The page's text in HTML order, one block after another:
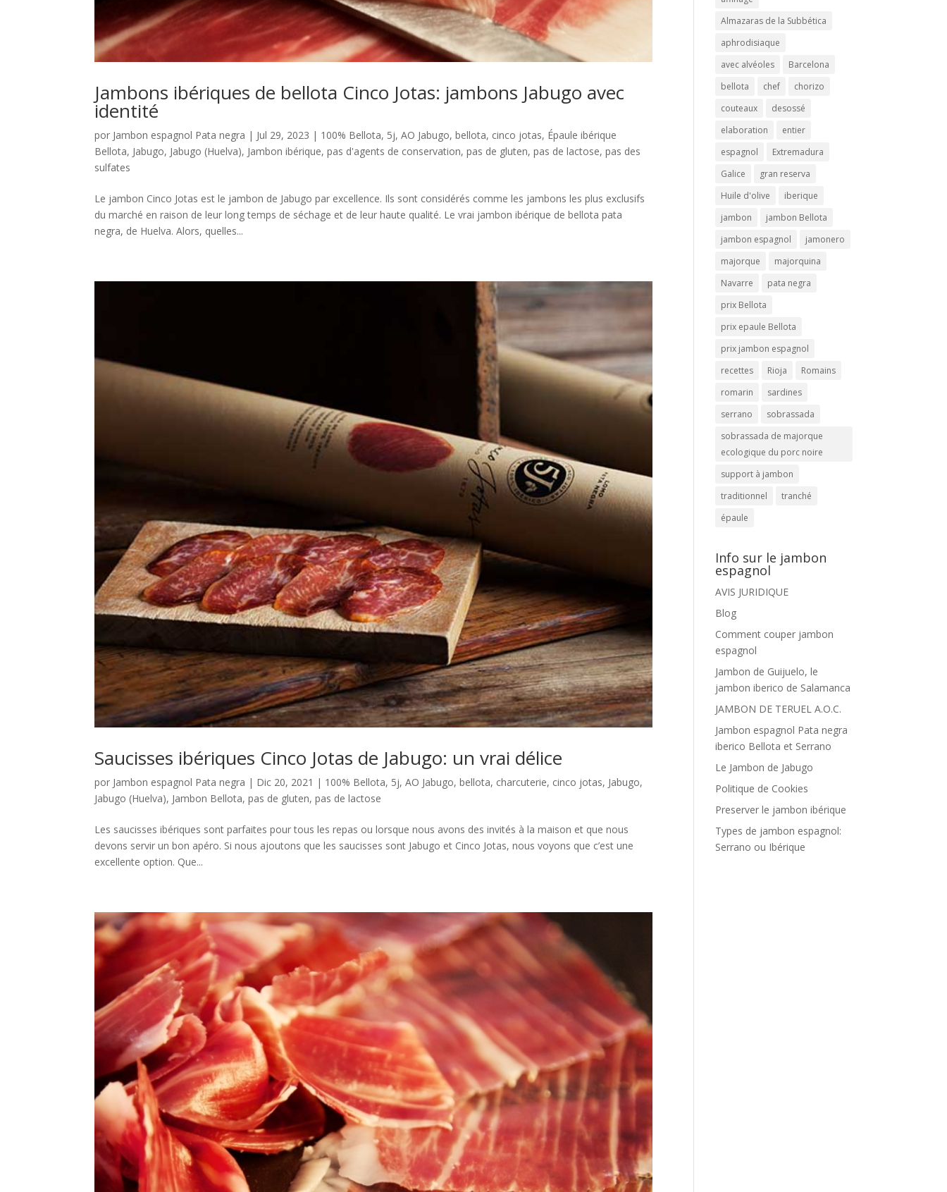
Jambons ibériques de bellota Cinco Jotas: jambons Jabugo avec
identité
por Jambon espagnol Pata negra | Jul 29, 2023 | 100% Bellota, 5j,AO Jabugo,bellota, cinco jotas, Épaule ibérique
Bellota, Jabugo, Jabugo (Huelva), Jambon ibérique,pas d'agents de conservation,pas de gluten,pas de lactose,pas des
sulfates
Le jambon Cinco Jotas est le jambon de Jabugo par excellence. Ils sont considérés comme les jambons les plus exclusifs
du marché en raison de leur long temps de séchage et de leur haute qualité. Le vrai jambon ibérique de bellota pata
negra, de Huelva. Alors, quelles...
Saucisses ibériques Cinco Jotas de Jabugo: un vrai délice
por Jambon espagnol Pata negra | Dic 20, 2021 | 100% Bellota, 5j,AO Jabugo,bellota, charcuterie, cinco jotas, Jabugo,
Jabugo (Huelva), Jambon Bellota,pas de gluten,pas de lactose
Les saucisses ibériques sont parfaites pour tous les repas ou lorsque nous avons des invités à la maison et que nous
devons servir un bon apéro. Si nous ajoutons que les saucisses sont Jabugo et Cinco Jotas, nous voyons que c’est une
excellente option. Que...
Almazaras de la Subbética
aphrodisiaque
avec alvéoles
Barcelona
bellota
chef
chorizo
couteaux
desossé
elaboration
entier
espagnol
Extremadura
Galice
gran reserva
Huile d'olive
iberique
jambon
jambon Bellota
jambon espagnol
jamonero
majorque
majorquina
Navarre
pata negra
prix Bellota
prix epaule Bellota
prix jambon espagnol
recettes
Rioja
Romains
romarin
sardines
serrano
sobrassada
sobrassada de majorque
ecologique du porc noire
support à jambon
traditionnel
tranché
épaule
Info sur le jambon
espagnol
AVIS JURIDIQUE
Blog
Comment couper jambon
espagnol
Jambon de Guijuelo, le
jambon iberico de Salamanca
JAMBON DE TERUEL A.O.C.
Jambon espagnol Pata negra
iberico Bellota et Serrano
Le Jambon de Jabugo
Politique de Cookies
Preserver le jambon ibérique
Types de jambon espagnol:
Serrano ou Ibérique